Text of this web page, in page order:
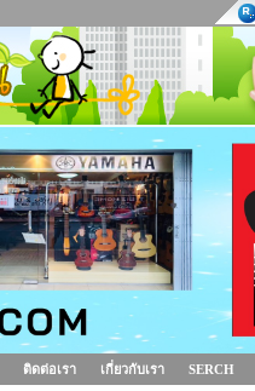
ติดต่อเรา เกี่ยวกับเรา SERCH